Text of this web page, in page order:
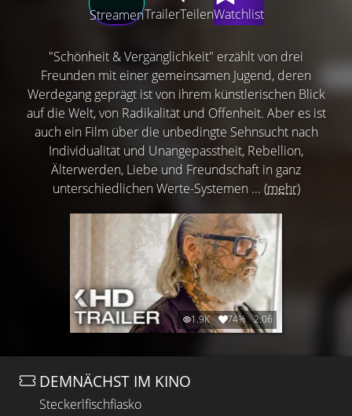
StreamenTrailerTeilenWatchlist
"Schönheit & Vergänglichkeit" erzählt von drei
Freunden mit einer gemeinsamen Jugend, deren
Werdegang geprägt ist von ihrem künstlerischen Blick
auf die Welt, von Radikalität und Offenheit. Aber es ist
auch ein Film über die unbedingte Sehnsucht nach
Individualität und Unangepasstheit, Rebellion,
Älterwerden, Liebe und Freundschaft in ganz
unterschiedlichen Werte-Systemen ... (mehr)
1.9K 74% 2:06
DEMNÄCHST IM KINO
Steckerlfischfiasko